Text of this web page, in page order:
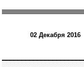
02 Декабря 2016